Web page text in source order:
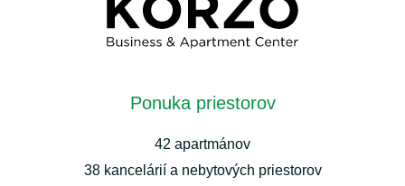
Ponuka priestorov
42 apartmánov
38 kancelárií a nebytových priestorov